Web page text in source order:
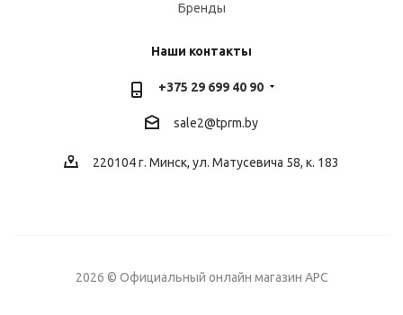
Бренды
Наши контакты
+375 29 699 40 90
sale2@tprm.by
220104 г. Минск, ул. Матусевича 58, к. 183
2026 © Официальный онлайн магазин APC